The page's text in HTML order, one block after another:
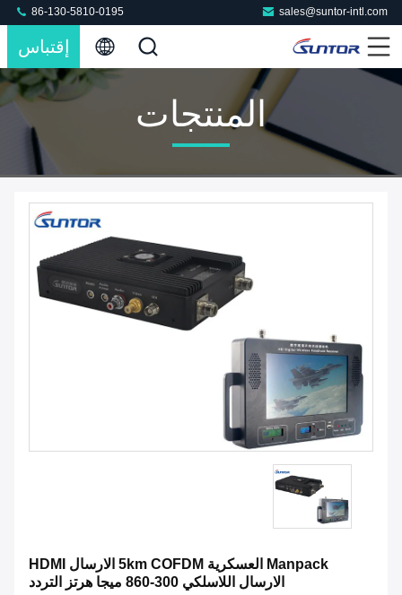
sales@suntor-intl.com
86-130-5810-0195
إقتباس
المنتجات
Manpack العسكرية 5km COFDM الارسال HDMI
الارسال اللاسلكي 300-860 ميجا هرتز التردد